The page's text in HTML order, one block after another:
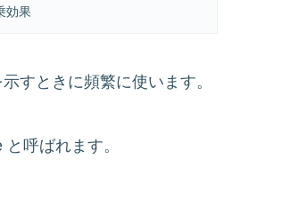
効果
すときに頻繁に使います。
呼ばれます。